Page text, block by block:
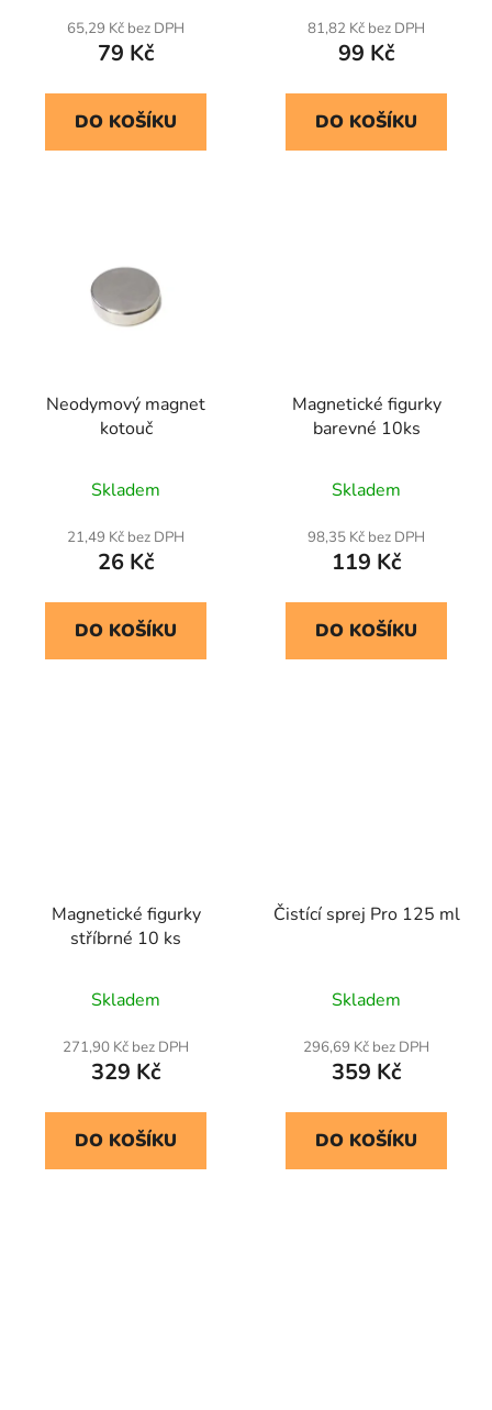
65,29 Kč bez DPH
79 Kč
DO KOŠÍKU
81,82 Kč bez DPH
99 Kč
DO KOŠÍKU
Neodymový magnet
kotouč
Skladem
21,49 Kč bez DPH
26 Kč
DO KOŠÍKU
Magnetické figurky
barevné 10ks
Skladem
98,35 Kč bez DPH
119 Kč
DO KOŠÍKU
Magnetické figurky
stříbrné 10 ks
Skladem
271,90 Kč bez DPH
329 Kč
DO KOŠÍKU
Čistící sprej Pro 125 ml
Skladem
296,69 Kč bez DPH
359 Kč
DO KOŠÍKU